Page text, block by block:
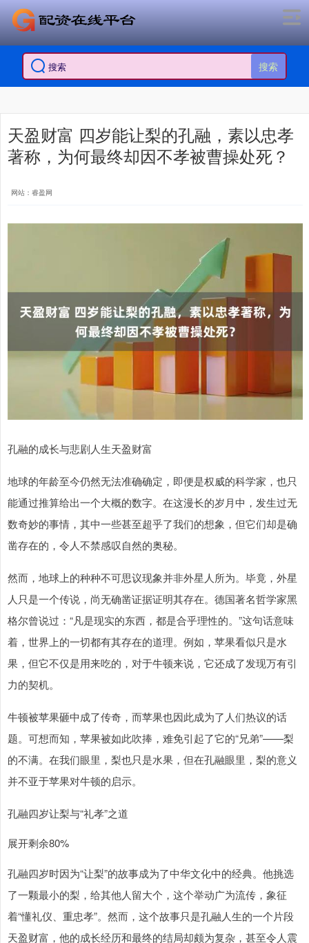
搜索
天盈财富 四岁能让梨的孔融，素以忠孝
著称，为何最终却因不孝被曹操处死？
网站：睿盈网
孔融的成长与悲剧人生天盈财富
地球的年龄至今仍然无法准确确定，即便是权威的科学家，也只
能通过推算给出一个大概的数字。在这漫长的岁月中，发生过无
数奇妙的事情，其中一些甚至超乎了我们的想象，但它们却是确
凿存在的，令人不禁感叹自然的奥秘。
然而，地球上的种种不可思议现象并非外星人所为。毕竟，外星
人只是一个传说，尚无确凿证据证明其存在。德国著名哲学家黑
格尔曾说过：“凡是现实的东西，都是合乎理性的。”这句话意味
着，世界上的一切都有其存在的道理。例如，苹果看似只是水
果，但它不仅是用来吃的，对于牛顿来说，它还成了发现万有引
力的契机。
牛顿被苹果砸中成了传奇，而苹果也因此成为了人们热议的话
题。可想而知，苹果被如此吹捧，难免引起了它的“兄弟”——梨
的不满。在我们眼里，梨也只是水果，但在孔融眼里，梨的意义
并不亚于苹果对牛顿的启示。
孔融四岁让梨与“礼孝”之道
展开剩余80%
孔融四岁时因为“让梨”的故事成为了中华文化中的经典。他挑选
了一颗最小的梨，给其他人留大个，这个举动广为流传，象征
着“懂礼仪、重忠孝”。然而，这个故事只是孔融人生的一个片段
天盈财富，他的成长经历和最终的结局却颇为复杂，甚至令人震